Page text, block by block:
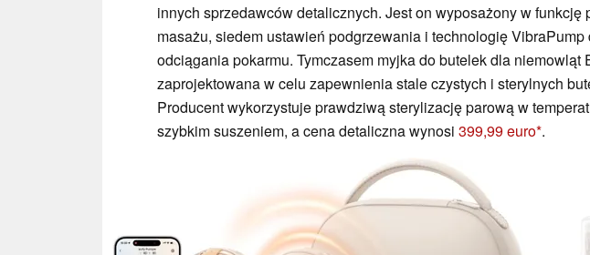
innych sprzedawców detalicznych. Jest on wyposażony w funkcję
masażu, siedem ustawień podgrzewania i technologię
odciągania pokarmu. Tymczasem myjka do butelek dla niemowląt
zaprojektowana w celu zapewnienia stale czystych i sterylnych
Producent wykorzystuje prawdziwą sterylizację parową w
szybkim suszeniem, a cena detaliczna wynosi 399,99 euro .